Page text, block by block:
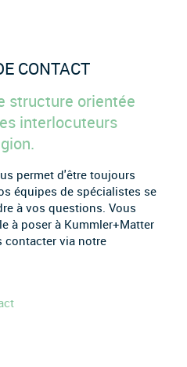
CONTACT
structure orientée
interlocuteurs
permet d'être toujours
équipes de spécialistes se
à vos questions. Vous
à poser à Kummler+Matter
contacter via notre